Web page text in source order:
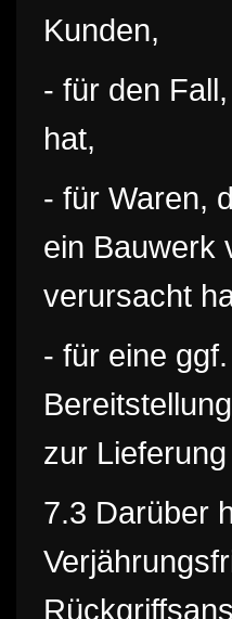
Kunden,
- für den
hat,
- für Waren,
ein Bauwerk
verursacht
- für eine
zur
7.3 Darüber